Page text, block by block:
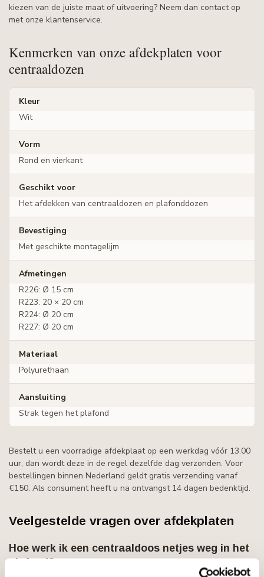
kiezen van de juiste maat of uitvoering? Neem dan contact op
met onze klantenservice.
Kenmerken van onze afdekplaten voor
centraaldozen
Kleur
Wit
Vorm
Rond en vierkant
Geschikt voor
Het afdekken van centraaldozen en plafonddozen
Bevestiging
Met geschikte montagelijm
Afmetingen
R226: Ø 15 cm
R223: 20 × 20 cm
R224: Ø 20 cm
R227: Ø 20 cm
Materiaal
Polyurethaan
Aansluiting
Strak tegen het plafond
Bestelt u een voorradige afdekplaat op een werkdag vóór 13.00
uur, dan wordt deze in de regel dezelfde dag verzonden. Voor
bestellingen binnen Nederland geldt gratis verzending vanaf
€150. Als consument heeft u na ontvangst 14 dagen bedenktijd.
Veelgestelde vragen over afdekplaten
Hoe werk ik een centraaldoos netjes weg in het
plafond?